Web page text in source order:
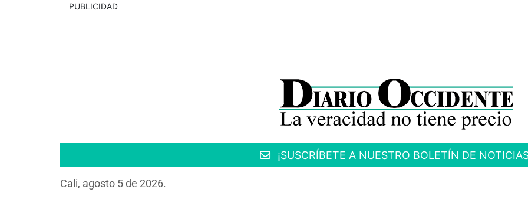
PUBLICIDAD
¡SUSCRÍBETE A NUESTRO BOLETÍN DE
Cali, agosto 5 de 2026.